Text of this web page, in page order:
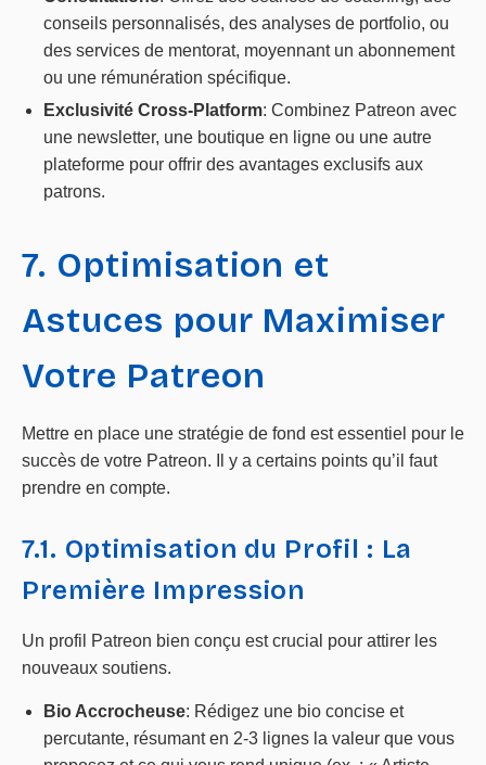
conseils personnalisés, des analyses de portfolio, ou
des services de mentorat, moyennant un abonnement
ou une rémunération spécifique.
Exclusivité Cross-Platform: Combinez Patreon avec
une newsletter, une boutique en ligne ou une autre
plateforme pour offrir des avantages exclusifs aux
patrons.
7. Optimisation et
Astuces pour Maximiser
Votre Patreon
Mettre en place une stratégie de fond est essentiel pour le
succès de votre Patreon. Il y a certains points qu’il faut
prendre en compte.
7.1. Optimisation du Profil : La
Première Impression
Un profil Patreon bien conçu est crucial pour attirer les
nouveaux soutiens.
Bio Accrocheuse: Rédigez une bio concise et
percutante, résumant en 2-3 lignes la valeur que vous